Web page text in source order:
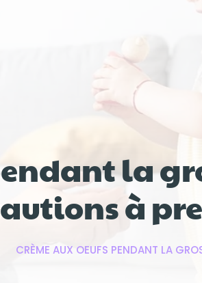
la
à
CRÈME AUX OEUFS PENDANT LA